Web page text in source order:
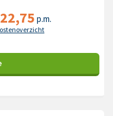
22,75 p.m.